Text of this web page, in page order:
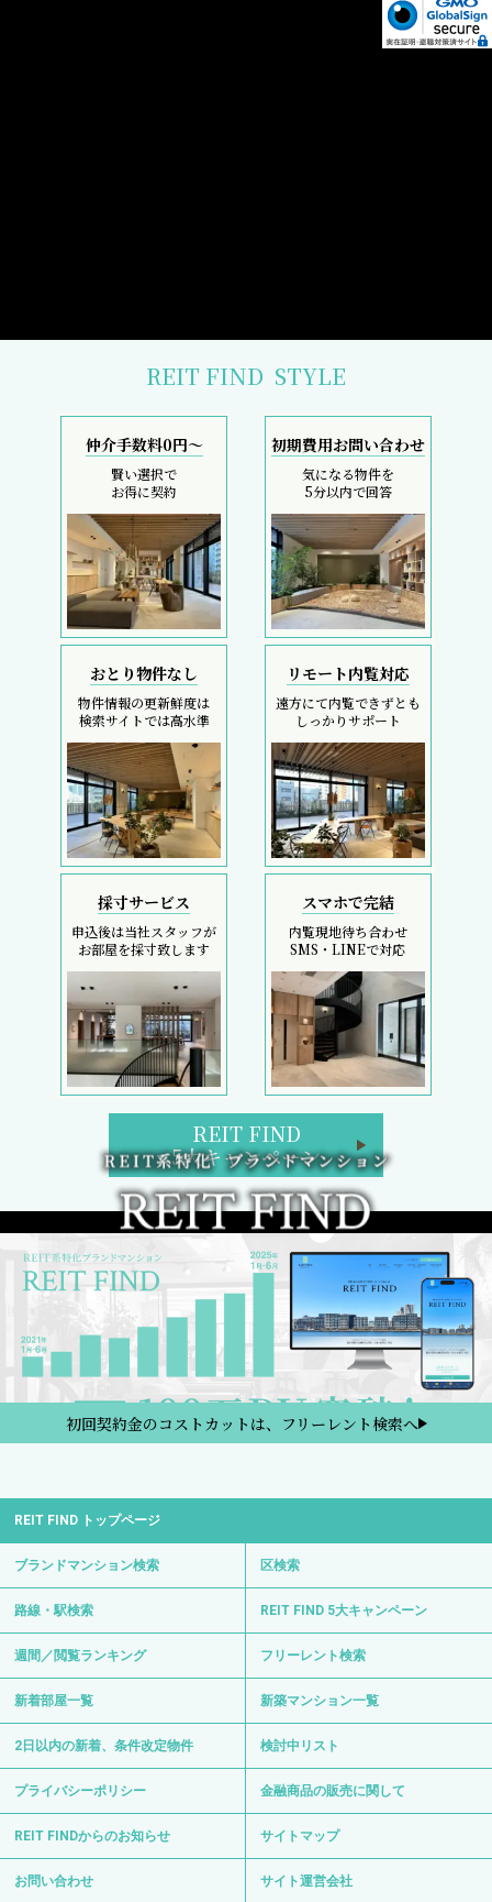
REIT FIND STYLE
仲介手数料0円～
賢い選択で
お得に契約
初期費用お問い合わせ
気になる物件を
5分以内で回答
おとり物件なし
物件情報の更新鮮度は
検索サイトでは高水準
リモート内覧対応
遠方にて内覧できずとも
しっかりサポート
採寸サービス
申込後は当社スタッフが
お部屋を採寸致します
スマホで完結
内覧現地待ち合わせ
SMS・LINEで対応
REIT FIND
5大キャンペーン
初回契約金のコストカットは、フリーレント検索へ
REIT FIND トップページ
ブランドマンション検索 区検索
路線・駅検索 REIT FIND 5大キャンペーン
週間／閲覧ランキング フリーレント検索
新着部屋一覧 新築マンション一覧
2日以内の新着、条件改定物件 検討中リスト
プライバシーポリシー 金融商品の販売に関して
REIT FINDからのお知らせ サイトマップ
お問い合わせ サイト運営会社